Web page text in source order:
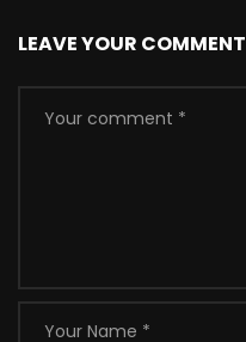
LEAVE YOUR COMMENT